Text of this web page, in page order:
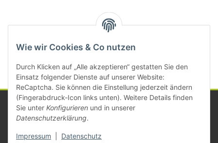
Wie wir Cookies & Co nutzen
Durch Klicken auf „Alle akzeptieren“ gestatten Sie den
Einsatz folgender Dienste auf unserer Website:
ReCaptcha. Sie können die Einstellung jederzeit ändern
(Fingerabdruck-Icon links unten). Weitere Details finden
Sie unter Konfigurieren und in unserer
Datenschutzerklärung.
Impressum Datenschutz
Kategorien